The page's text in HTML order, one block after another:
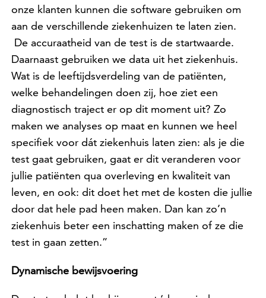
onze klanten kunnen die software gebruiken om
aan de verschillende ziekenhuizen te laten zien.
De accuraatheid van de test is de startwaarde.
Daarnaast gebruiken we data uit het ziekenhuis.
Wat is de leeftijdsverdeling van de patiënten,
welke behandelingen doen zij, hoe ziet een
diagnostisch traject er op dit moment uit? Zo
maken we analyses op maat en kunnen we heel
specifiek voor dát ziekenhuis laten zien: als je die
test gaat gebruiken, gaat er dit veranderen voor
jullie patiënten qua overleving en kwaliteit van
leven, en ook: dit doet het met de kosten die jullie
door dat hele pad heen maken. Dan kan zo’n
ziekenhuis beter een inschatting maken of ze die
test in gaan zetten.”
Dynamische bewijsvoering